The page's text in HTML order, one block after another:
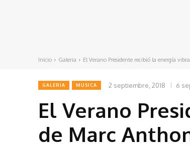
Inicio Galeria El Verano Presidente recibió la energía
GALERIA MUSICA 2 septiembre, 2018 6
El Verano
de Marc